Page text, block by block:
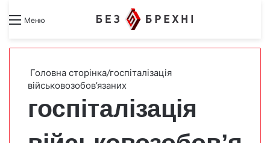
Меню Search forSwitch skin
Головна сторінка/госпіталізація
військовозобов’язаних
госпіталізація